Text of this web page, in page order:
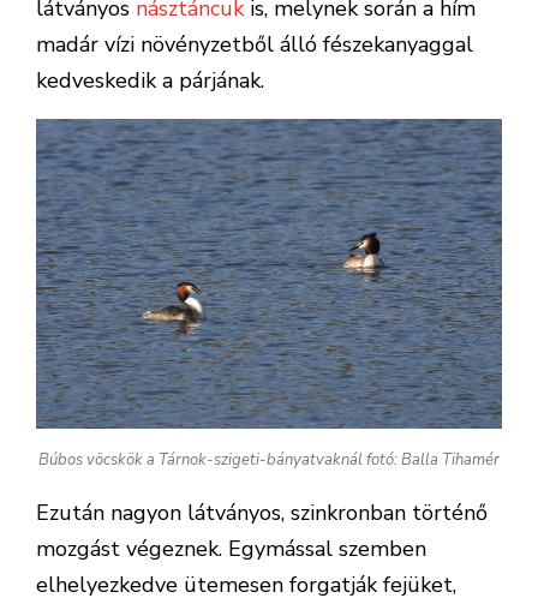
látványos násztáncuk is, melynek során a hím
madár vízi növényzetből álló fészekanyaggal
kedveskedik a párjának.
Búbos vöcskök a Tárnok-szigeti-bányatvaknál fotó: Balla Tihamér
Ezután nagyon látványos, szinkronban történő
mozgást végeznek. Egymással szemben
elhelyezkedve ütemesen forgatják fejüket,